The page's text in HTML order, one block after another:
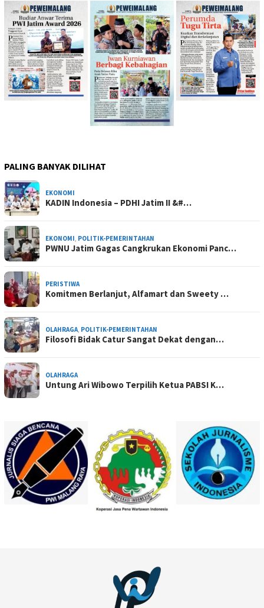
PALING BANYAK DILIHAT
EKONOMI
KADIN Indonesia – PDHI Jatim II &#…
EKONOMI POLITIK-PEMERINTAHAN
PWNU Jatim Gagas Cangkrukan Ekonomi Panc…
PERISTIWA
Komitmen Berlanjut, Alfamart dan Sweety …
OLAHRAGA POLITIK-PEMERINTAHAN
Filosofi Bidak Catur Sangat Dekat dengan…
OLAHRAGA
Untung Ari Wibowo Terpilih Ketua PABSI K…